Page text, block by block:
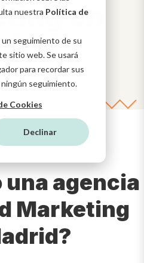
nuestra Política de
un seguimiento de su
sitio web. Se usará
para recordar sus
seguimiento.
Cookies
Declinar
en
una agencia
Marketing